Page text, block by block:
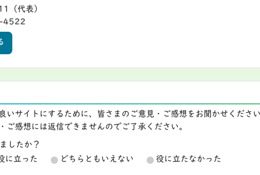
（代表）
4522
いサイトにするために、皆さまのご意見・ご感想をお聞かせくださ
ご感想には返信できませんのでご了承ください。
したか？
に立った どちらともいえない 役に立たなかった